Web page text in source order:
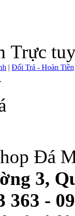
Trực
| Đổi Trả - Hoàn Tiền
Đá
3,
-